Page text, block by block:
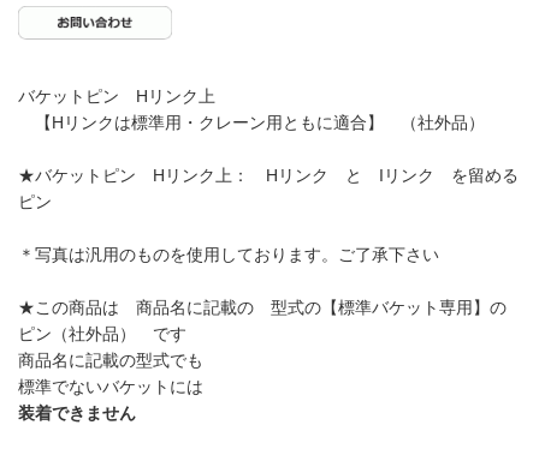
バケットピン Hリンク上
【Hリンクは標準用・クレーン用ともに適合】 （社外品）
★バケットピン Hリンク上： Hリンク と Iリンク を留める
ピン
＊写真は汎用のものを使用しております。ご了承下さい
★この商品は 商品名に記載の 型式の【標準バケット専用】の
ピン（社外品） です
商品名に記載の型式でも
標準でないバケットには
装着できません